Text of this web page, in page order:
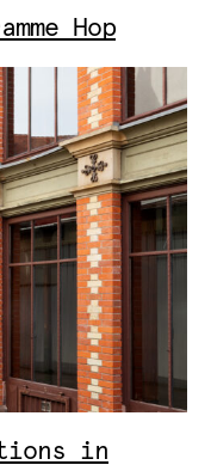
Hop
in